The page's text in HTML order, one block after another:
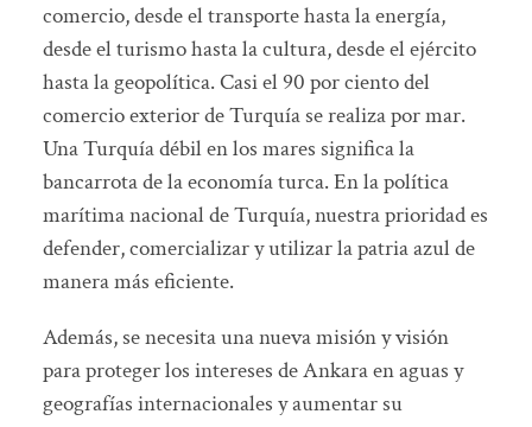
comercio, desde el transporte hasta la energía,
desde el turismo hasta la cultura, desde el ejército
hasta la geopolítica. Casi el 90 por ciento del
comercio exterior de Turquía se realiza por mar.
Una Turquía débil en los mares significa la
bancarrota de la economía turca. En la política
marítima nacional de Turquía, nuestra prioridad es
defender, comercializar y utilizar la patria azul de
manera más eficiente.
Además, se necesita una nueva misión y visión
para proteger los intereses de Ankara en aguas y
geografías internacionales y aumentar su